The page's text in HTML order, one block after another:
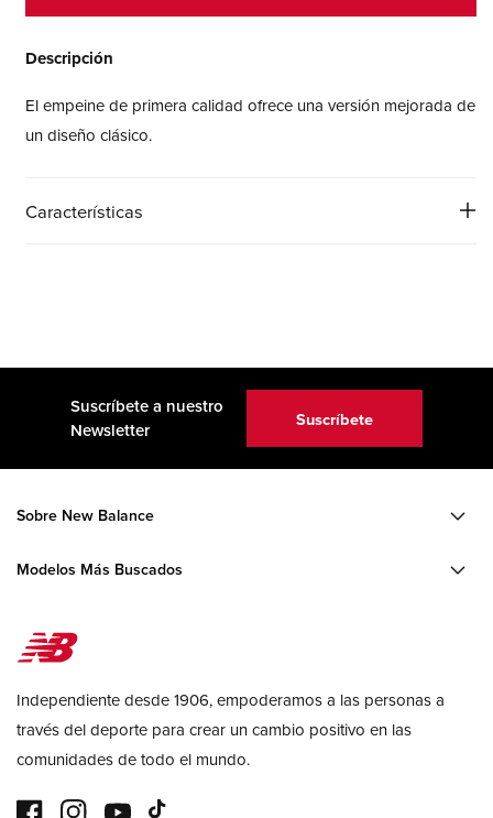
Descripción
El empeine de primera calidad ofrece una versión mejorada de
un diseño clásico.
Características
Suscríbete a nuestro
Newsletter
Suscríbete
Sobre New Balance
Modelos Más Buscados
Independiente desde 1906, empoderamos a las personas a
través del deporte para crear un cambio positivo en las
comunidades de todo el mundo.